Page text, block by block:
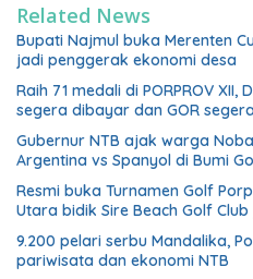
Related News
Bupati Najmul buka Merenten
jadi penggerak ekonomi desa
Raih 71 medali di PORPROV XII,
segera dibayar dan GOR
Gubernur NTB ajak warga
Argentina vs Spanyol di Bumi
Resmi buka Turnamen Golf
Utara bidik Sire Beach Golf
9.200 pelari serbu Mandalika,
pariwisata dan ekonomi NTB